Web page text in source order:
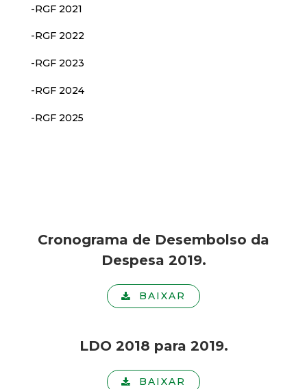
-RGF 2021
-RGF 2022
-RGF 2023
-RGF 2024
-RGF 2025
Cronograma de Desembolso da
Despesa 2019.
BAIXAR
LDO 2018 para 2019.
BAIXAR